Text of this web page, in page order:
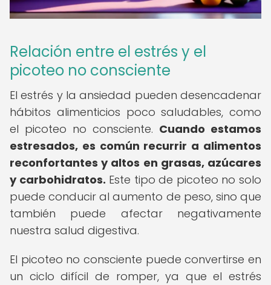
Relación entre el estrés y el
picoteo no consciente
El estrés y la ansiedad pueden desencadenar
hábitos alimenticios poco saludables, como
el picoteo no consciente. Cuando estamos
estresados, es común recurrir a alimentos
reconfortantes y altos en grasas, azúcares
y carbohidratos. Este tipo de picoteo no solo
puede conducir al aumento de peso, sino que
también puede afectar negativamente
nuestra salud digestiva.
El picoteo no consciente puede convertirse en
un ciclo difícil de romper, ya que el estrés